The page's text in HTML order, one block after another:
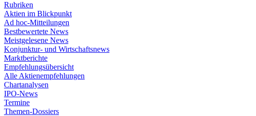
Rubriken
Aktien im Blickpunkt
Ad hoc-Mitteilungen
Bestbewertete News
Meistgelesene News
Konjunktur- und Wirtschaftsnews
Marktberichte
Empfehlungsübersicht
Alle Aktienempfehlungen
Chartanalysen
IPO-News
Termine
Themen-Dossiers